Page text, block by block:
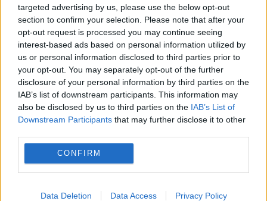
targeted advertising by us, please use the below opt-out
section to confirm your selection. Please note that after your
opt-out request is processed you may continue seeing
interest-based ads based on personal information utilized by
us or personal information disclosed to third parties prior to
your opt-out. You may separately opt-out of the further
disclosure of your personal information by third parties on the
IAB’s list of downstream participants. This information may
also be disclosed by us to third parties on the IAB’s List of
Downstream Participants that may further disclose it to other
CONFIRM
Data Deletion Data Access Privacy Policy
URI. Evz.ro î?i spune câ?tig?torii!
10 DECEMBRIE 2012
Uniunea Social Liberal? a fost cotat? cu
peste 55% vot politic, la nivel na?ional, în
toate exit-poll-urile prezentate duminic?
sear?, dup? închiderea urnelor, la alegerile
parlamentare, atât la Senat, cât...